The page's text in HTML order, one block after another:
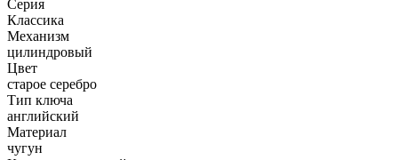
Серия
Классика
Механизм
цилиндровый
Цвет
старое серебро
Тип ключа
английский
Материал
чугун